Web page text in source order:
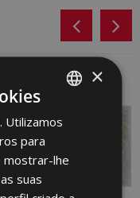
SPANISH
ENGLISH
×
Utilizamos
para
mostrar-lhe
suas